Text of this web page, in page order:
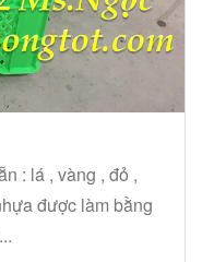
: lá , vàng , đỏ ,
được làm bằng